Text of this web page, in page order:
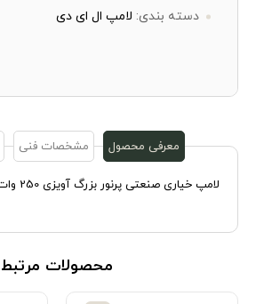
دسته بندی: لامپ ال ای دی
معرفی محصول مشخصات فنی
لامپ خیاری صنعتی پرنور بزرگ آویزی 250 وات شعاع کد MH-250
محصولات مرتبط